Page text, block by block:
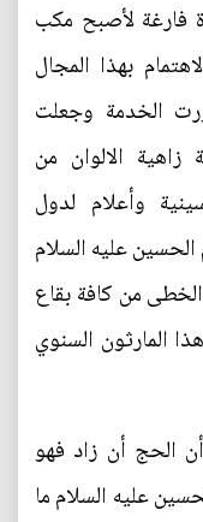
فارغة لأصبح مكب
بهذا المجال
الخدمة وجعلت
الالوان من
وأعلام لدول
عليه السلام
من كافة بقاع
المارثون السنوي
الحج أن زاد فهو
عليه السلام ما